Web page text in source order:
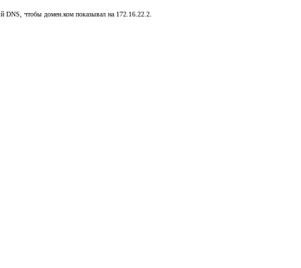
DNS, чтобы домен.ком показывал на 172.16.22.2.